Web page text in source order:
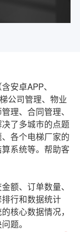
安卓APP、
公司管理、物业
理、合同管理、
了多城市的点题
各个电梯厂家的
系统等。帮助客
额、订单数量、
行和数据统计
核心数据情况，
题。